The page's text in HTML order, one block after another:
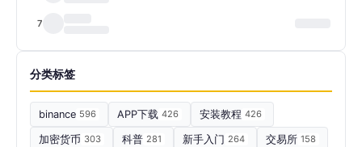
7
分类标签
binance 596 APP下载 426 安装教程 426
加密货币 303 科普 281 新手入门 264 交易所 158